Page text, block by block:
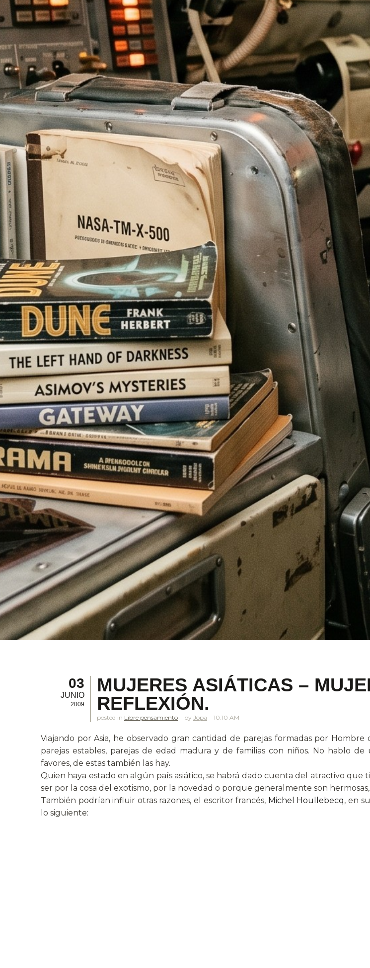
03
JUNIO
2009
MUJERES ASIÁTICAS –
REFLEXIÓN.
posted in Libre pensamiento Jopa 10.10 AM
Viajando por Asia, he observado gran cantidad de parejas formadas por
parejas estables, parejas de edad madura y de familias con niños. No hablo
favores, de estas también las hay.
Quien haya estado en algún país asiático, se habrá dado cuenta del atractivo que
ser por la cosa del exotismo, por la novedad o porque generalmente son
También podrían influir otras razones, el escritor francés, Michel Houllebecq, en
lo siguiente: